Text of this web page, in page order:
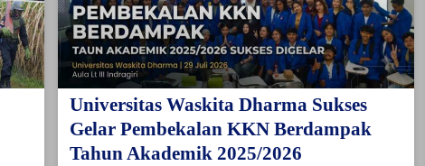
Universitas Waskita Dharma Sukses
Gelar Pembekalan KKN Berdampak
Tahun Akademik 2025/2026